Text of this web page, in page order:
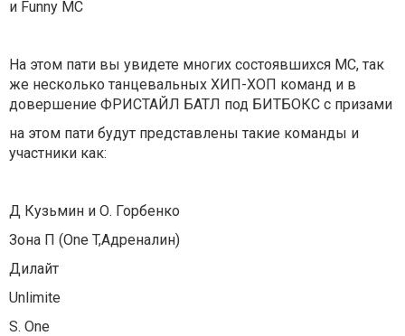
и Funny MC
На этом пати вы увидете многих состоявшихся MC, так
же несколько танцевальных ХИП-ХОП команд и в
довершение ФРИСТАЙЛ БАТЛ под БИТБОКС с призами
на этом пати будут представлены такие команды и
участники как:
Д Кузьмин и О. Горбенко
Зона П (One T,Адреналин)
Дилайт
Unlimite
S. One